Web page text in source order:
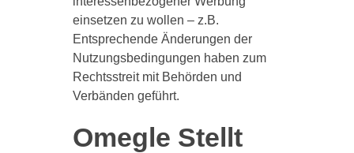
einsetzen zu wollen – z.B.
Entsprechende Änderungen der
Nutzungsbedingungen haben zum
Rechtsstreit mit Behörden und
Verbänden geführt.
Omegle Stellt